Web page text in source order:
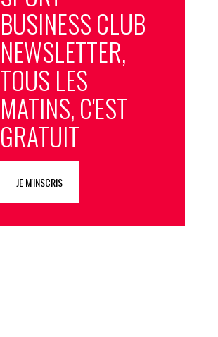
BUSINESS CLUB
NEWSLETTER,
TOUS LES
MATINS, C'EST
GRATUIT
JE M'INSCRIS